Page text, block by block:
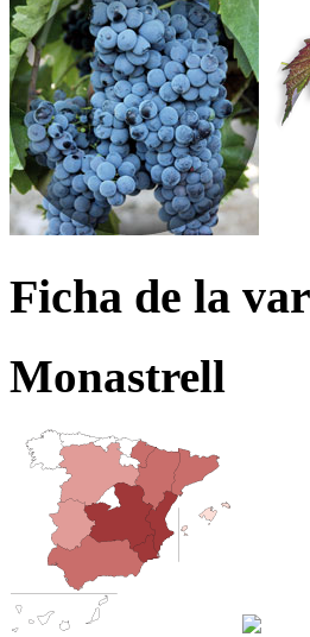
Ficha de la
Monastrell